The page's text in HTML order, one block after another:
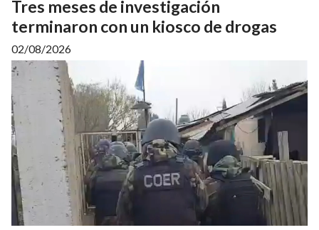
Tres meses de investigación
terminaron con un kiosco de drogas
02/08/2026